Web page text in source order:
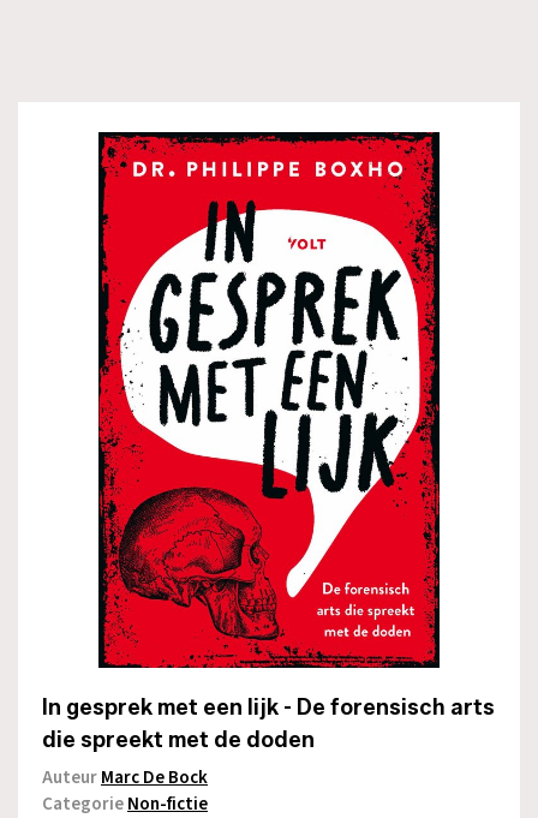
In gesprek met een lijk - De forensisch arts
die spreekt met de doden
AuteurMarc De Bock
CategorieNon-fictie